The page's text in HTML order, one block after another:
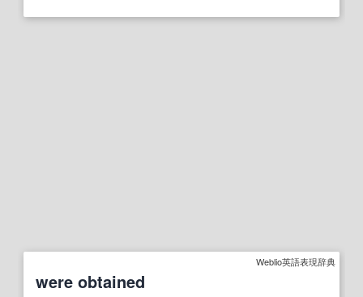
Weblio英語表現辞典
were obtained